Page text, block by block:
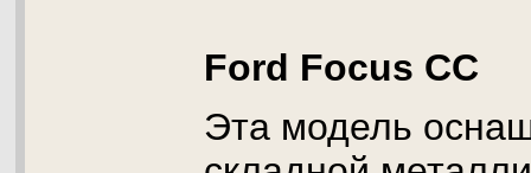
Ford Focus CC
Эта модель